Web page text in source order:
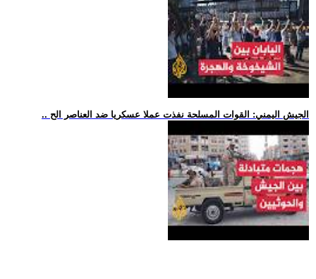
.. الجيش اليمني: القوات المسلحة نفذت عملا عسكريا ضد العناصر الح